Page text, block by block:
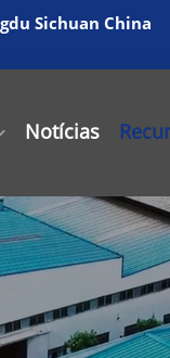
Sichuan China
Notícias